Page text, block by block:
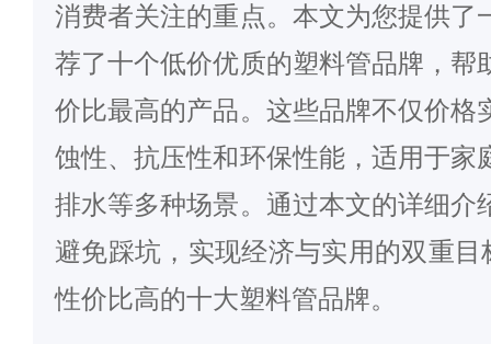
消费者关注的重点。本文为您提供了
荐了十个低价优质的塑料管品牌，帮
价比最高的产品。这些品牌不仅价格
蚀性、抗压性和环保性能，适用于家
排水等多种场景。通过本文的详细介
避免踩坑，实现经济与实用的双重
性价比高的十大塑料管品牌。